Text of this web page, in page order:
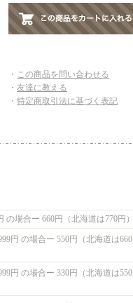
・ この商品を問い合わせる
・ 友達に教える
・ 特定商取引法に基づく表記
の場合ー 660円（北海道は770円）
円 の場合ー 550円（北海道は660
円 の場合ー 330円（北海道は550